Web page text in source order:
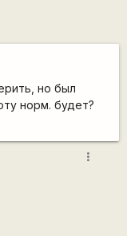
но был
норм. будет?
more_vert